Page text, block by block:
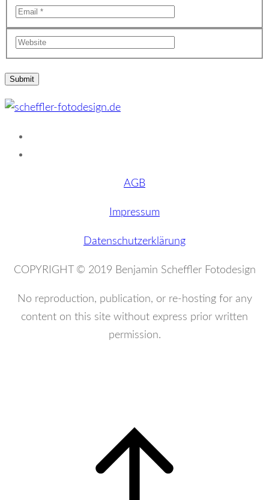
AGB
Impressum
Datenschutzerklärung
COPYRIGHT © 2019 Benjamin Scheffler Fotodesign
No reproduction, publication, or re-hosting for any
content on this site without express prior written
permission.